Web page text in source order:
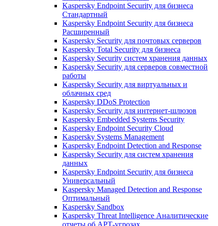
Kaspersky Endpoint Security для бизнеса
Стандартный
Kaspersky Endpoint Security для бизнеса
Расширенный
Kaspersky Security для почтовых серверов
Kaspersky Total Security для бизнеса
Kaspersky Security систем хранения данных
Kaspersky Security для серверов совместной
работы
Kaspersky Security для виртуальных и
облачных сред
Kaspersky DDoS Protection
Kaspersky Security для интернет-шлюзов
Kaspersky Embedded Systems Security
Kaspersky Endpoint Security Cloud
Kaspersky Systems Management
Kaspersky Endpoint Detection and Response
Kaspersky Security для систем хранения
данных
Kaspersky Endpoint Security для бизнеса
Универсальный
Kaspersky Managed Detection and Response
Оптимальный
Kaspersky Sandbox
Kaspersky Threat Intelligence Аналитические
отчеты об АРТ-угрозах